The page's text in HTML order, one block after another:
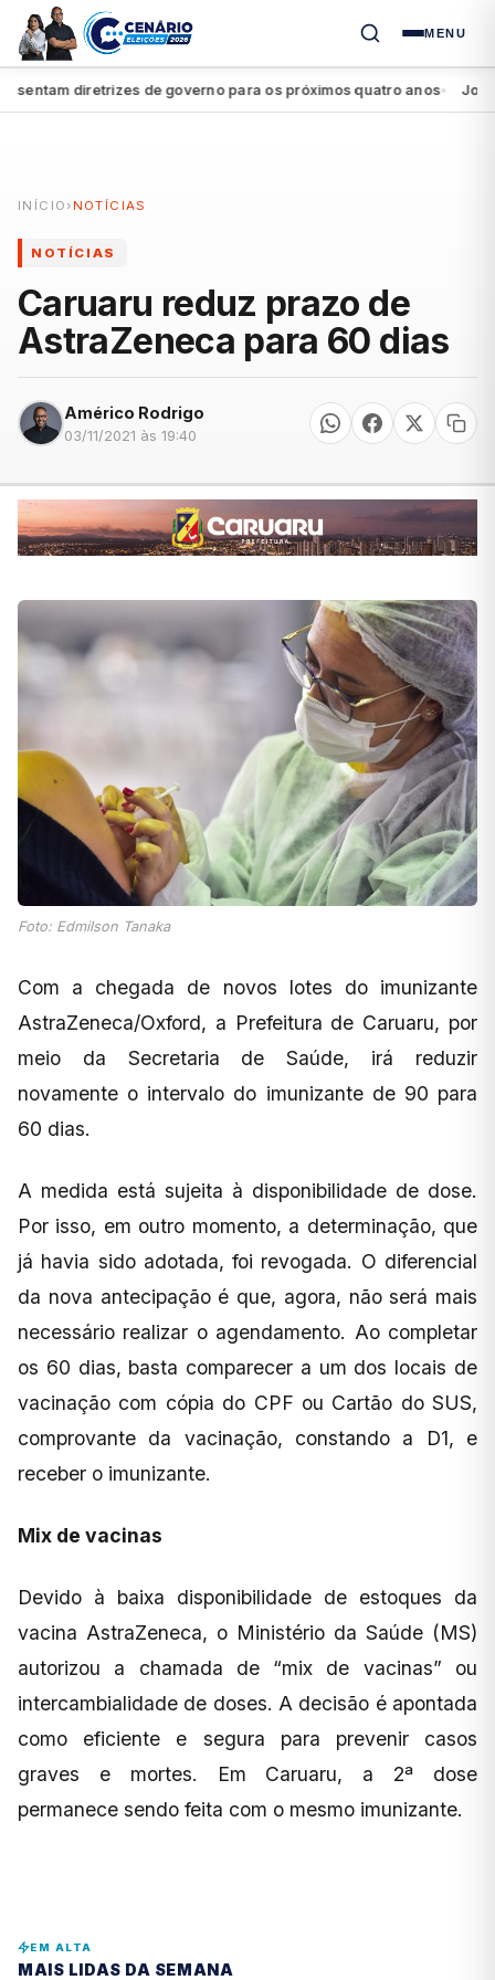
MENU
diretrizes de governo para os próximos quatro anos● João
INÍCIO › NOTÍCIAS
NOTÍCIAS
Caruaru reduz prazo de
AstraZeneca para 60 dias
Américo Rodrigo
03/11/2021 às 19:40
Foto: Edmilson Tanaka
Com a chegada de novos lotes do imunizante
AstraZeneca/Oxford, a Prefeitura de Caruaru, por
meio da Secretaria de Saúde, irá reduzir
novamente o intervalo do imunizante de 90 para
60 dias.
A medida está sujeita à disponibilidade de dose.
Por isso, em outro momento, a determinação, que
já havia sido adotada, foi revogada. O diferencial
da nova antecipação é que, agora, não será mais
necessário realizar o agendamento. Ao completar
os 60 dias, basta comparecer a um dos locais de
vacinação com cópia do CPF ou Cartão do SUS,
comprovante da vacinação, constando a D1, e
receber o imunizante.
Mix de vacinas
Devido à baixa disponibilidade de estoques da
vacina AstraZeneca, o Ministério da Saúde (MS)
autorizou a chamada de “mix de vacinas” ou
intercambialidade de doses. A decisão é apontada
como eficiente e segura para prevenir casos
graves e mortes. Em Caruaru, a 2ª dose
permanece sendo feita com o mesmo imunizante.
EM ALTA
MAIS LIDAS DA SEMANA